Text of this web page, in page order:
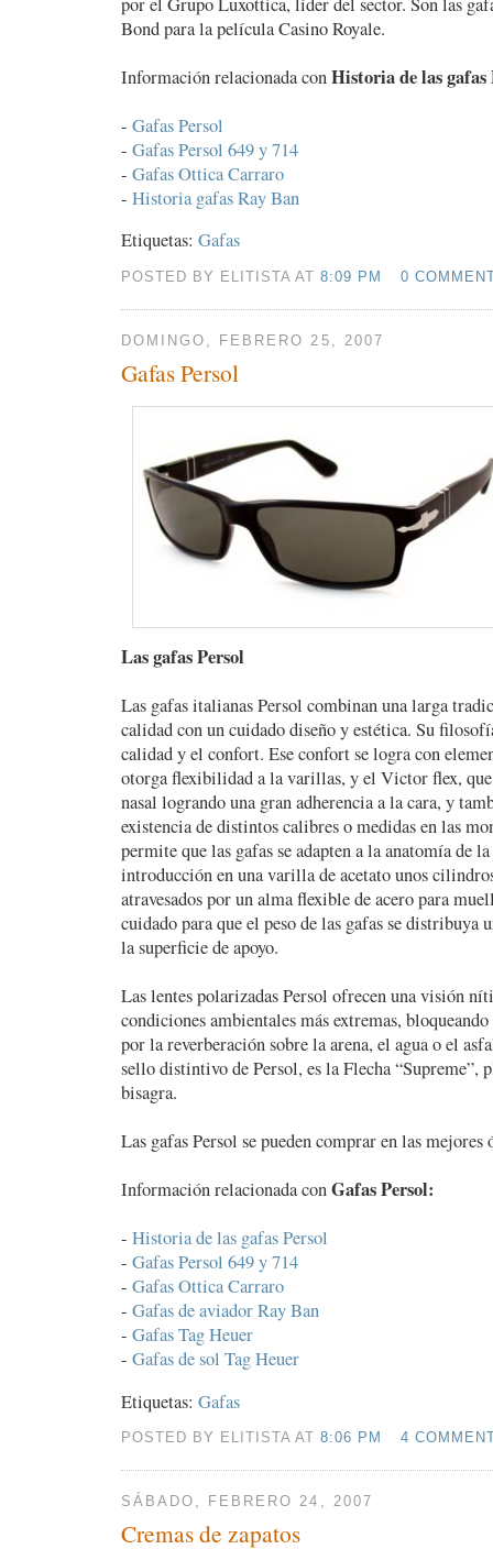
Bond para la película Casino Royale.
Información relacionada conHistoria de las gafas
- Gafas Persol
- Gafas Persol 649 y 714
- Gafas Ottica Carraro
- Historia gafas Ray Ban
Etiquetas: Gafas
POSTED BY ELITISTA AT8:09 PM 0
DOMINGO, FEBRERO 25, 2007
Gafas Persol
Las gafas Persol
Las gafas italianas Persol combinan una larga
calidad con un cuidado diseño y estética. Su
calidad y el confort. Ese confort se logra con
otorga flexibilidad a la varillas, y el Victor flex,
nasal logrando una gran adherencia a la cara, y
existencia de distintos calibres o medidas en las
permite que las gafas se adapten a la anatomía de
introducción en una varilla de acetato unos
atravesados por un alma flexible de acero para
cuidado para que el peso de las gafas se distribuya
la superficie de apoyo.
Las lentes polarizadas Persol ofrecen una visión
condiciones ambientales más extremas,
por la reverberación sobre la arena, el agua o el
sello distintivo de Persol, es la Flecha “Supreme”,
bisagra.
Las gafas Persol se pueden comprar en las
Información relacionada conGafas Persol:
- Historia de las gafas Persol
- Gafas Persol 649 y 714
- Gafas Ottica Carraro
- Gafas de aviador Ray Ban
- Gafas Tag Heuer
- Gafas de sol Tag Heuer
Etiquetas: Gafas
POSTED BY ELITISTA AT8:06 PM 4
SÁBADO, FEBRERO 24, 2007
Cremas de zapatos